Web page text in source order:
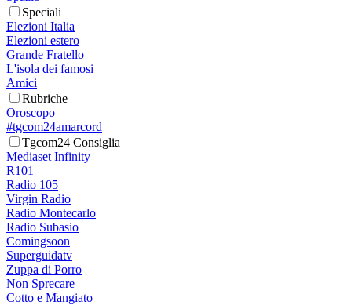
Speciali
Elezioni Italia
Elezioni estero
Grande Fratello
L'isola dei famosi
Amici
Rubriche
Oroscopo
#tgcom24amarcord
Tgcom24 Consiglia
Mediaset Infinity
R101
Radio 105
Virgin Radio
Radio Montecarlo
Radio Subasio
Comingsoon
Superguidatv
Zuppa di Porro
Non Sprecare
Cotto e Mangiato